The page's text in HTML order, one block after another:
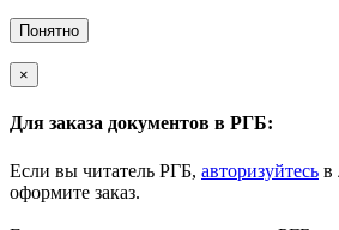
Понятно
×
Для заказа документов в РГБ:
Если вы читатель РГБ, авторизуйтесь в
оформите заказ.